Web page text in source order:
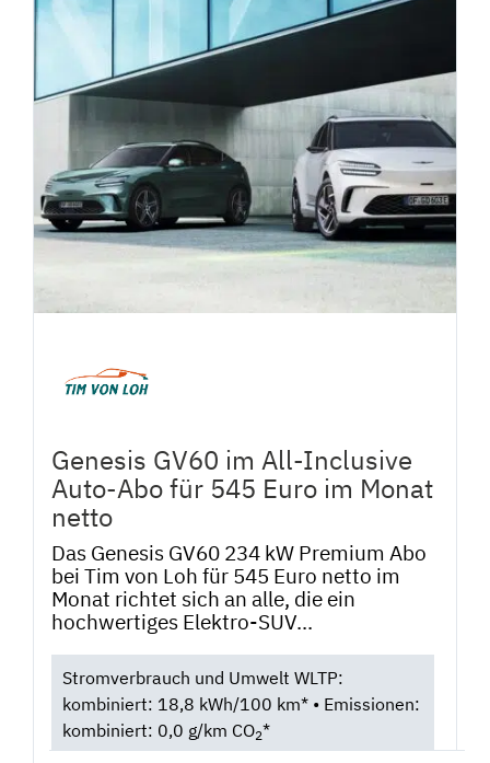
Genesis GV60 im All-Inclusive
Auto-Abo für 545 Euro im Monat
netto
Das Genesis GV60 234 kW Premium Abo
bei Tim von Loh für 545 Euro netto im
Monat richtet sich an alle, die ein
hochwertiges Elektro-SUV...
Stromverbrauch und Umwelt WLTP:
kombiniert: 18,8 kWh/100 km* • Emissionen:
kombiniert: 0,0 g/km CO2*